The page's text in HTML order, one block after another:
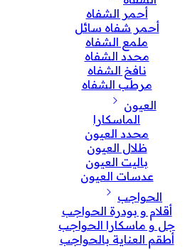
أحمر الشفاه
أحمر شفاه سائل
ملمع الشفاه
محدد الشفاه
نافخ الشفاه
مرطب الشفاه
العيون
الماسكارا
محدد العيون
ظلال العيون
باليت العيون
عدسات العيون
الحواجب
أقلام و بودرة الحواجب
جل و ماسكارا الحواجب
أطقم العناية بالحواجب